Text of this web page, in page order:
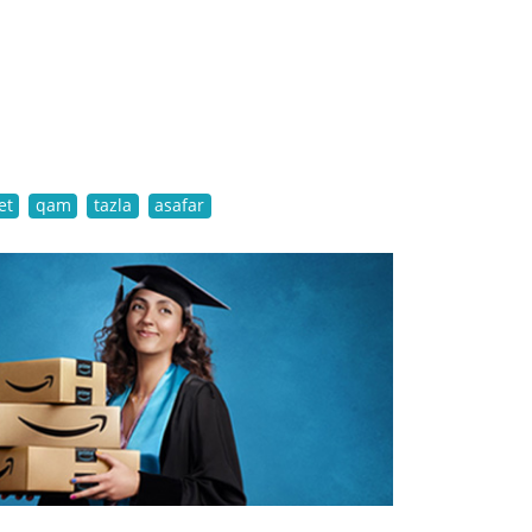
qam tazla asafar